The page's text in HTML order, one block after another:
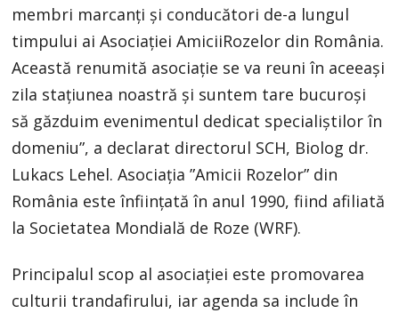
membri marcanți și conducători de-a lungul
timpului ai Asociației AmiciiRozelor din România.
Această renumită asociație se va reuni în aceeași
zila stațiunea noastră și suntem tare bucuroși
să găzduim evenimentul dedicat specialiștilor în
domeniu”, a declarat directorul SCH, Biolog dr.
Lukacs Lehel. Asociația ”Amicii Rozelor” din
România este înființată în anul 1990, fiind afiliată
la Societatea Mondială de Roze (WRF).
Principalul scop al asociației este promovarea
culturii trandafirului, iar agenda sa include în